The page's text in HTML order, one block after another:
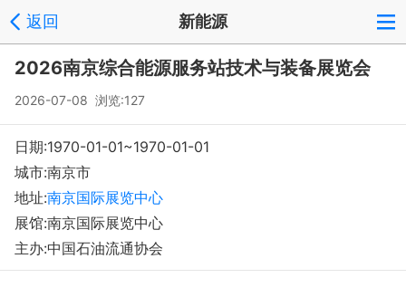
返回 新能源
2026南京综合能源服务站技术与装备展览会
2026-07-08 浏览:127
日期:1970-01-01~1970-01-01
城市:南京市
地址:南京国际展览中心
展馆:南京国际展览中心
主办:中国石油流通协会